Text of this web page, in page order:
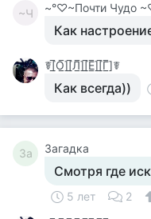
~Ч ~°♡~Почти Чудо
Как
☤[̲̅О̲̅][̲̅Л̲̅][̲̅Е̲̅][̲̅Г̲̅]☤
Как всегда))
За Загадка
Смотря где
5 лет 2